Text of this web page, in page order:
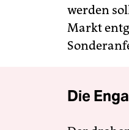
werden
Markt
Die